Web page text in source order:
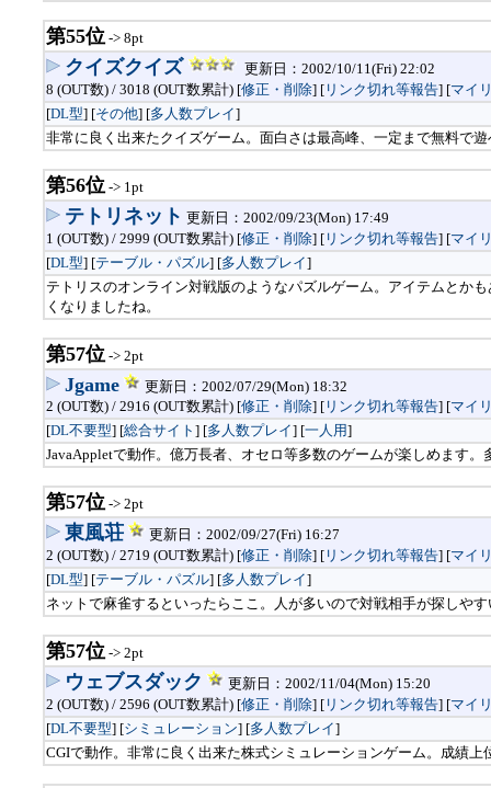
第55位 -> 8pt
クイズクイズ
更新日：2002/10/11(Fri) 22:02
8 (OUT数) / 3018 (OUT数累計) [修正・削除] [ リンク切れ等報告] [マイ
[DL型] [その他] [多人数プレイ]
非常に良く出来たクイズゲーム。面白さは最高峰、一定まで無料で
第56位 -> 1pt
テトリネット 更新日：2002/09/23(Mon) 17:49
1 (OUT数) / 2999 (OUT数累計) [修正・削除] [ リンク切れ等報告] [マイ
[DL型] [テーブル・パズル] [多人数プレイ]
テトリスのオンライン対戦版のようなパズルゲーム。アイテムとか
くなりましたね。
第57位 -> 2pt
Jgame
更新日：2002/07/29(Mon) 18:32
2 (OUT数) / 2916 (OUT数累計) [修正・削除] [ リンク切れ等報告] [マイ
[DL不要型] [総合サイト] [多人数プレイ] [一人用]
JavaAppletで動作。億万長者、オセロ等多数のゲームが楽しめます
第57位 -> 2pt
東風荘
更新日：2002/09/27(Fri) 16:27
2 (OUT数) / 2719 (OUT数累計) [修正・削除] [ リンク切れ等報告] [マイ
[DL型] [テーブル・パズル] [多人数プレイ]
ネットで麻雀するといったらここ。人が多いので対戦相手が探しやす
第57位 -> 2pt
ウェブスダック
更新日：2002/11/04(Mon) 15:20
2 (OUT数) / 2596 (OUT数累計) [修正・削除] [ リンク切れ等報告] [マイ
[DL不要型] [シミュレーション] [多人数プレイ]
CGIで動作。非常に良く出来た株式シミュレーションゲーム。成績